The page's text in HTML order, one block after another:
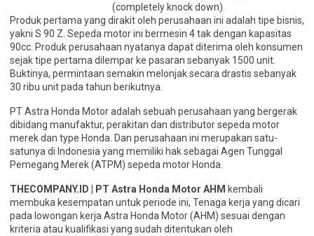
(completely knock down).
Produk pertama yang dirakit oleh perusahaan ini adalah tipe bisnis,
yakni S 90 Z. Sepeda motor ini bermesin 4 tak dengan kapasitas
90cc. Produk perusahaan nyatanya dapat diterima oleh konsumen
sejak tipe pertama dilempar ke pasaran sebanyak 1500 unit.
Buktinya, permintaan semakin melonjak secara drastis sebanyak
30 ribu unit pada tahun berikutnya.
PT Astra Honda Motor adalah sebuah perusahaan yang bergerak
dibidang manufaktur, perakitan dan distributor sepeda motor
merek dan type Honda. Dan perusahaan ini merupakan satu-
satunya di Indonesia yang memiliki hak sebagai Agen Tunggal
Pemegang Merek (ATPM) sepeda motor Honda.
THECOMPANY.ID | PT Astra Honda Motor AHM kembali
membuka kesempatan untuk periode ini, Tenaga kerja yang dicari
pada lowongan kerja Astra Honda Motor (AHM) sesuai dengan
kriteria atau kualifikasi yang sudah ditentukan oleh